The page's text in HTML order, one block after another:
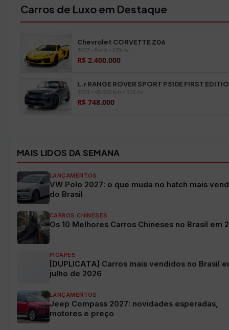
Carros de Luxo em Destaque
Chevrolet CORVETTE Z06
2027 • 0 km • 679 cv
R$ 2.400.000
L.r RANGE ROVER SPORT P510E FIRST
2023 • 48.000 km • 510 cv
R$ 748.000
MAIS LIDOS DA SEMANA
LANÇAMENTOS
VW Polo 2027: o que muda no hatch mais
do Brasil
CARROS CHINESES
Os 10 Melhores Carros Chineses no Brasil em
PICAPES
[DUPLICATA] Carros mais vendidos no Brasil
julho de 2026
LANÇAMENTOS
Jeep Compass 2027: novidades esperadas,
motores e preço